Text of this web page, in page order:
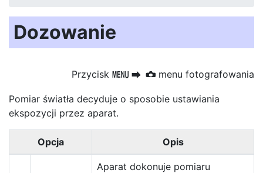
Dozowanie
Przycisk G U C menu fotografowania
Pomiar światła decyduje o sposobie ustawiania
ekspozycji przez aparat.
Opcja Opis
Aparat dokonuje pomiaru